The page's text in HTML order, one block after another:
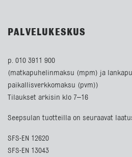
PALVELUKESKUS
p. 010 3911 900
(matkapuhelinmaksu (mpm) ja
paikallisverkkomaksu (pvm))
Tilaukset arkisin klo 7–16
Seepsulan tuotteilla on seuraavat
SFS-EN 12620
SFS-EN 13043